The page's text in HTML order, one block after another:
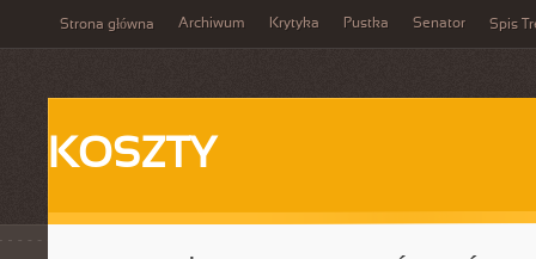
Strona główna Archiwum Krytyka Pustka Senator Spis
KOSZTY